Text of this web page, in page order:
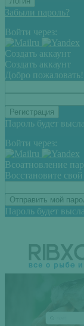
Забыли пароль?
Войти через:
Создать аккаунт
Создать аккаунт
Добро
Пароль будет
Войти через:
Всоатновление
Восстановите
Пароль будет